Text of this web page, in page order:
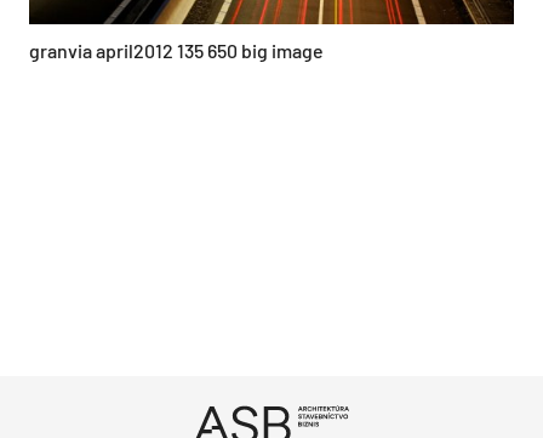
granvia april2012 135 650 big image